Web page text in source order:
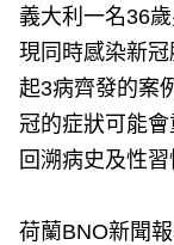
義大利一名36
現同時感染新
起3病齊發的案
冠的症狀可能
回溯病史及性
荷蘭BNO新聞